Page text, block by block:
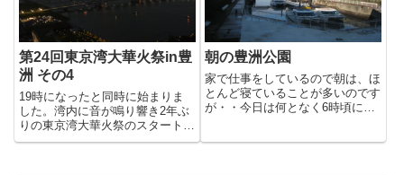
第24回東京湾大華火祭in豊
洲 その4
19時になったと同時に始まりま
した。湾内に音が鳴り響き2年ぶ
りの東京湾大華火祭のスタートで
す。なんか、凄く久々な気分で
朝の豊洲公園
家で仕事をしているので朝は、ほ
とんど寝ていることが多いのです
が・・今日は何となく6時頃に目